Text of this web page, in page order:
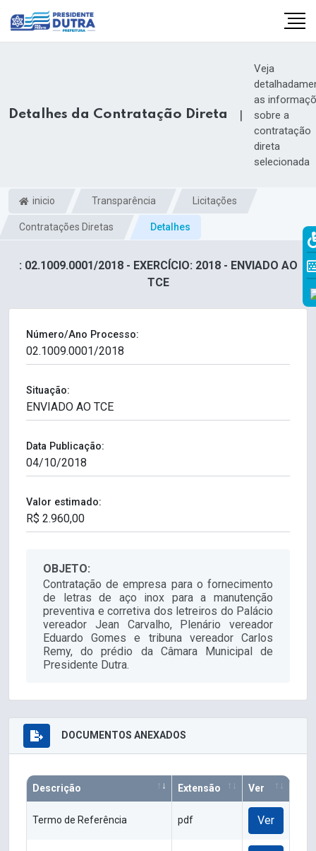
Detalhes da Contratação Direta |
Veja
as
sobre a
contratação
direta
selecionada
inicio Transparência Licitações
Contratações Diretas Detalhes
: 02.1009.0001/2018 - EXERCÍCIO: 2018 - ENVIADO AO
TCE
Número/Ano Processo:
Situação:
Data Publicação:
Valor estimado:
OBJETO:
Contratação de empresa para o fornecimento
de letras de aço inox para a manutenção
preventiva e corretiva dos letreiros do Palácio
vereador Jean Carvalho, Plenário vereador
Eduardo Gomes e tribuna vereador Carlos
Remy, do prédio da Câmara Municipal de
Presidente Dutra.
DOCUMENTOS ANEXADOS
Descrição Extensão Ver
Termo de Referência pdf Ver